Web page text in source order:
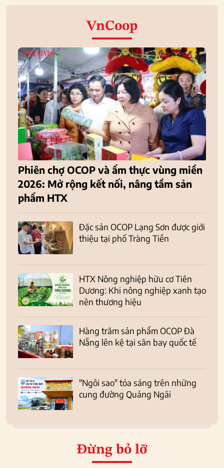
VnCoop
Phiên chợ OCOP và ẩm thực vùng miền
2026: Mở rộng kết nối, nâng tầm sản
phẩm HTX
Đặc sản OCOP Lạng Sơn được giới
thiệu tại phố Tràng Tiền
HTX Nông nghiệp hữu cơ Tiên
Dương: Khi nông nghiệp xanh tạo
nên thương hiệu
Hàng trăm sản phẩm OCOP Đà
Nẵng lên kệ tại sân bay quốc tế
"Ngôi sao" tỏa sáng trên những
cung đường Quảng Ngãi
Đừng bỏ lỡ